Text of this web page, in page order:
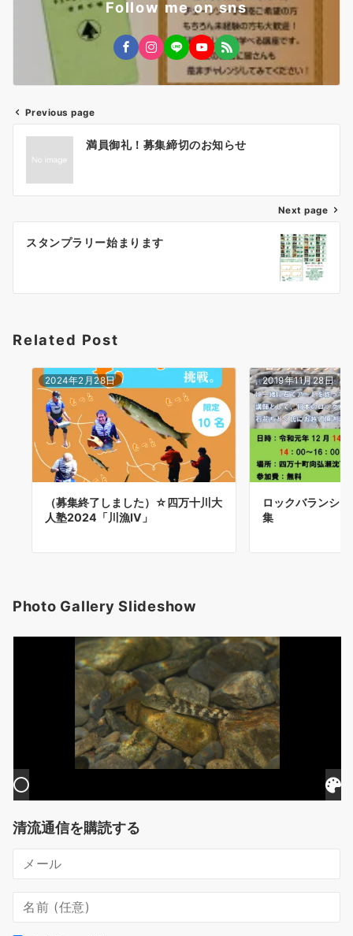
Follow me on sns
投
ビ
シ
ン
Previous page
満員御礼！募集締切のお知らせ
Next page
スタンプラリー始まります
Related Post
2024年2月28日
（募集終了しました）☆四万十川大
人塾2024「川漁Ⅳ」
2019年11月28日
ロックバランシ
集
Photo Gallery Slideshow
清流通信を購読する